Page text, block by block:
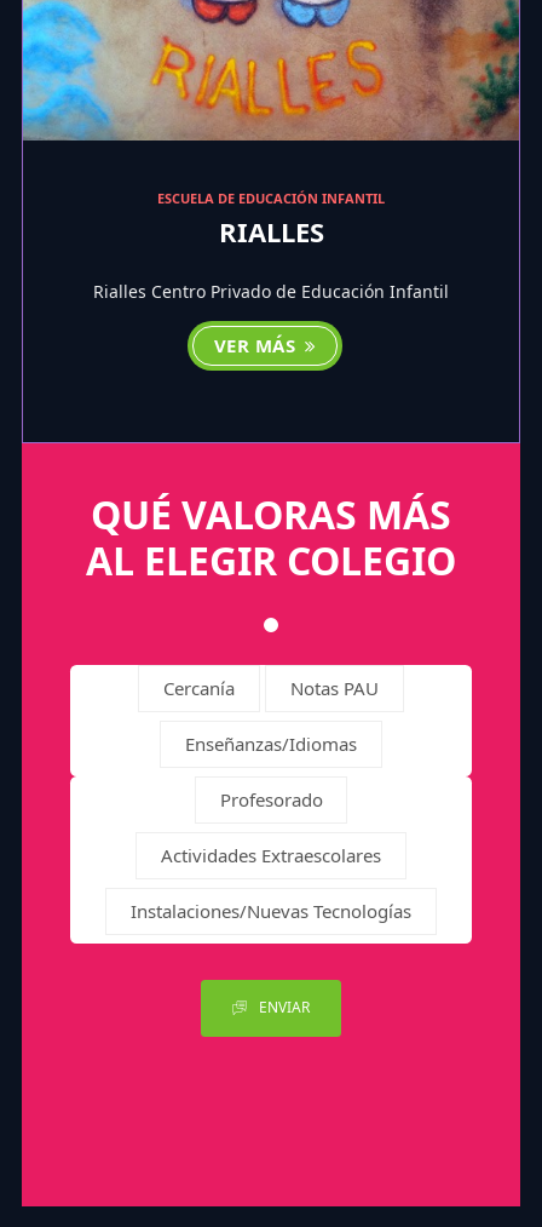
ESCUELA DE EDUCACIÓN INFANTIL
RIALLES
Rialles Centro Privado de Educación Infantil
VER MÁS
QUÉ VALORAS MÁS
AL ELEGIR COLEGIO
Cercanía Notas PAU
Enseñanzas/Idiomas
Profesorado
Actividades Extraescolares
Instalaciones/Nuevas Tecnologías
ENVIAR